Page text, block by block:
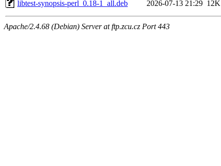
libtest-synopsis-perl_0.18-1_all.deb
2026-07-13 21:29 12K
Apache/2.4.68 (Debian) Server at ftp.zcu.cz Port 443